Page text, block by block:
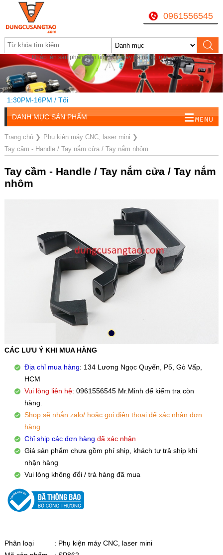
Nhập tên sản phẩm cần tìm, VD: máy đa năng, mũi khoan...
0961556545
16PM / Tối
DANH MỤC SẢN PHẨM
Trang chủ❯ Phụ kiện máy CNC, laser mini ❯
Tay cầm - Handle / Tay nắm cửa / Tay nắm nhôm
Tay cầm - Handle / Tay nắm cửa / Tay nắm
nhôm
CÁC LƯU Ý KHI MUA HÀNG
Địa chỉ mua hàng: 134 Lương Ngọc Quyến, P5, Gò Vấp,
HCM
Vui lòng liên hệ: 0961556545 Mr.Minh để kiểm tra còn
hàng.
Shop sẽ nhắn zalo/ hoặc gọi điện thoại để xác nhận đơn
hàng
Chỉ ship các đơn hàng đã xác nhận
Giá sản phẩm chưa gồm phí ship, khách tự trả ship khi
nhận hàng
Vui lòng không đổi / trả hàng đã mua
Phân loại
: Phụ kiện máy CNC, laser mini